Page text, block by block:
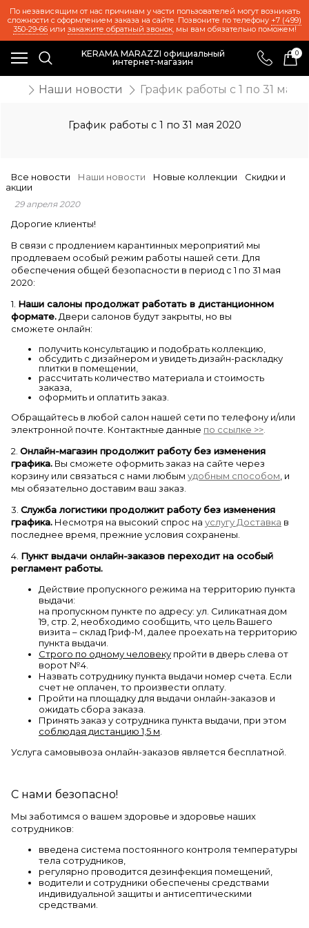
По независящим от нас причинам у части пользователей могут возникать
сложности с оформлением заказа на сайте. Позвоните по телефону +7 (499)
350-29-66или закажите обратный звонок, мы вам обязательно поможем!
KERAMA MARAZZI официальный
интернет-магазин
0
Наши новости График работы с 1 по 31 мая
График работы с 1 по 31 мая 2020
Все новости Наши новости Новые коллекции
Скидки и
акции
29 апреля 2020
Дорогие клиенты!
В связи с продлением карантинных мероприятий мы
продлеваем особый режим работы нашей сети. Для
обеспечения общей безопасности в период с 1 по 31 мая
2020:
1. Наши салоны продолжат работать в дистанционном
формате. Двери салонов будут закрыты, но вы
сможете онлайн:
получить консультацию и подобрать коллекцию,
обсудить с дизайнером и увидеть дизайн-раскладку
плитки в помещении,
рассчитать количество материала и стоимость
заказа,
оформить и оплатить заказ.
Обращайтесь в любой салон нашей сети по телефону и/или
электронной почте. Контактные данные по ссылке >>
2. Онлайн-магазин продолжит работу без изменения
графика. Вы сможете оформить заказ на сайте через
корзину или связаться с нами любым удобным способом и
мы обязательно доставим ваш заказ.
3. Служба логистики продолжит работу без изменения
графика. Несмотря на высокий спрос на услугу Доставка в
последнее время, прежние условия сохранены.
4. Пункт выдачи онлайн-заказов переходит на особый
регламент работы.
Действие пропускного режима на территорию пункта
выдачи:
на пропускном пункте по адресу: ул. Силикатная дом
19, стр. 2, необходимо сообщить, что цель Вашего
визита – склад Гриф-М, далее проехать на территорию
пункта выдачи.
Строго по одному человеку пройти в дверь слева от
ворот №4.
Назвать сотруднику пункта выдачи номер счета. Если
счет не оплачен, то произвести оплату.
Пройти на площадку для выдачи онлайн-заказов и
ожидать сбора заказа.
Принять заказ у сотрудника пункта выдачи, при этом
соблюдая дистанцию 1,5 м
Услуга самовывоза онлайн-заказов является бесплатной.
С нами безопасно!
Мы заботимся о вашем здоровье и здоровье наших
сотрудников:
введена система постоянного контроля температуры
тела сотрудников,
регулярно проводится дезинфекция помещений,
водители и сотрудники обеспечены средствами
индивидуальной защиты и антисептическими
средствами.